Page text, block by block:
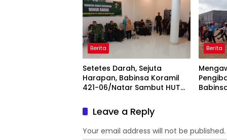
Berita
Setetes Darah, Sejuta
Harapan, Babinsa Koramil
421-06/Natar Sambut HUT
Berita
Leave a Reply
Your email address will not be published.